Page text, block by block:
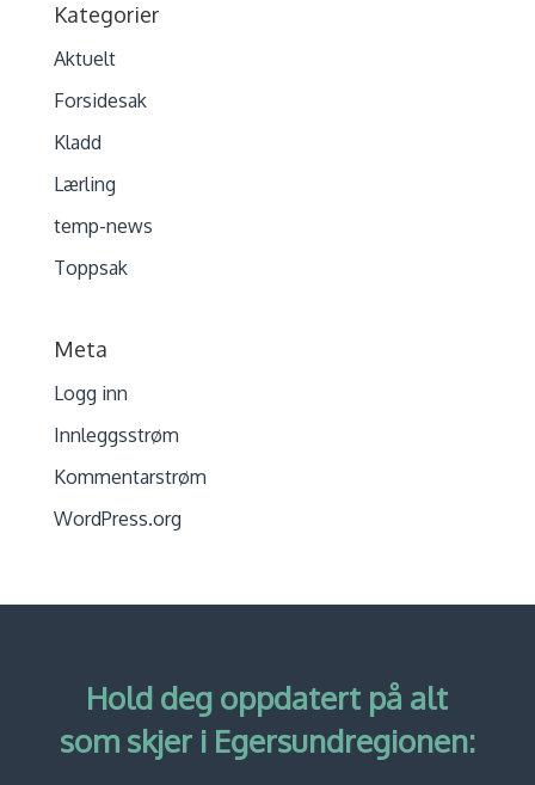
Kategorier
Aktuelt
Forsidesak
Kladd
Lærling
temp-news
Toppsak
Meta
Logg inn
Innleggsstrøm
Kommentarstrøm
WordPress.org
Hold deg oppdatert på alt
som skjer i Egersundregionen: